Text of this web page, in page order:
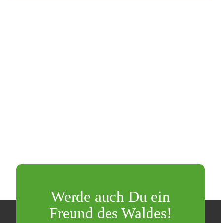
Werde auch Du ein
Freund des Waldes!